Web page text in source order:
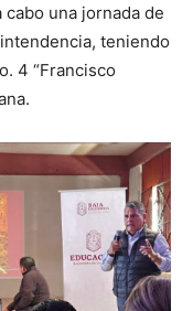
una jornada de
teniendo
4 “Francisco